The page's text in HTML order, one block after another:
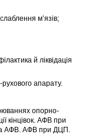
м’язів;
й ліквідація
апарату.
опорно-
кінцівок. АФВ при
та АФВ. АФВ при ДЦП.